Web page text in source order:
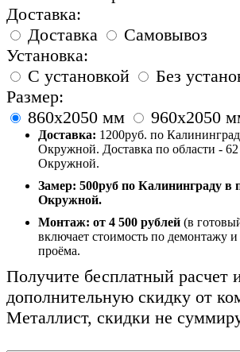
Доставка:
Доставка
Самовывоз
Установка:
С установкой
Без
Размер:
860х2050 мм
960х2050
Доставка: 1200руб. по
Окружной. Доставка по области -
Окружной.
Замер: 500руб по Калининграду в
Окружной.
Монтаж: от 4 500 рублей (в
включает стоимость по демонтажу
проёма.
Получите бесплатный расчет
дополнительную скидку от
Металлист, скидки не